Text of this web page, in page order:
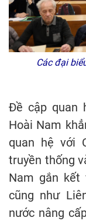
Các đại
Đề cập quan
Hoài Nam
quan hệ với
truyền thống
Nam gắn kết
cũng như
nước nâng